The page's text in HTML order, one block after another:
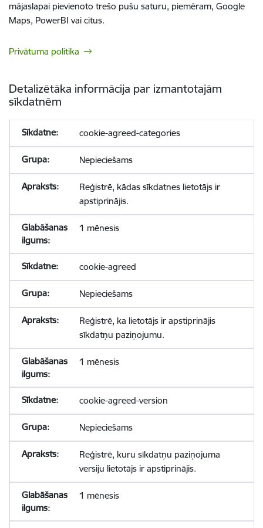
mājaslapai pievienoto trešo pušu saturu, piemēram, Google
Maps, PowerBI vai citus.
Privātuma politika
Detalizētāka informācija par izmantotajām
sīkdatnēm
cookie-agreed-categories
Nepieciešams
Reģistrē, kādas sīkdatnes lietotājs ir
apstiprinājis.
1 mēnesis
cookie-agreed
Nepieciešams
Reģistrē, ka lietotājs ir apstiprinājis
sīkdatņu paziņojumu.
1 mēnesis
cookie-agreed-version
Nepieciešams
Reģistrē, kuru sīkdatņu paziņojuma
versiju lietotājs ir apstiprinājis.
1 mēnesis